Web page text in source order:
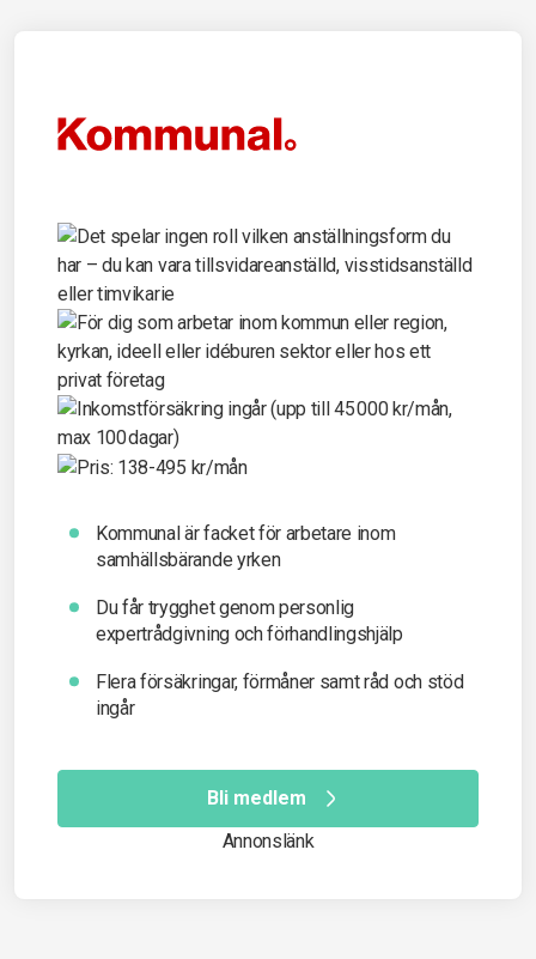
Kommunal är facket för arbetare inom
samhällsbärande yrken
Du får trygghet genom personlig
expertrådgivning och förhandlingshjälp
Flera försäkringar, förmåner samt råd och stöd
ingår
Bli medlem
Annonslänk